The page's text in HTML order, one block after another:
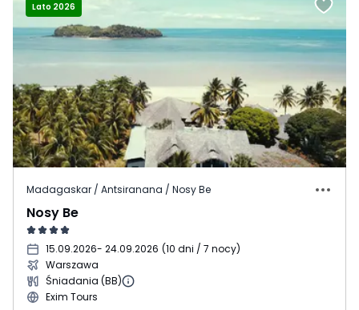
Lato 2026
Madagaskar / Antsiranana / Nosy Be
Nosy Be
15.09.2026- 24.09.2026 (10 dni / 7 nocy)
Warszawa
Śniadania (BB)
Exim Tours